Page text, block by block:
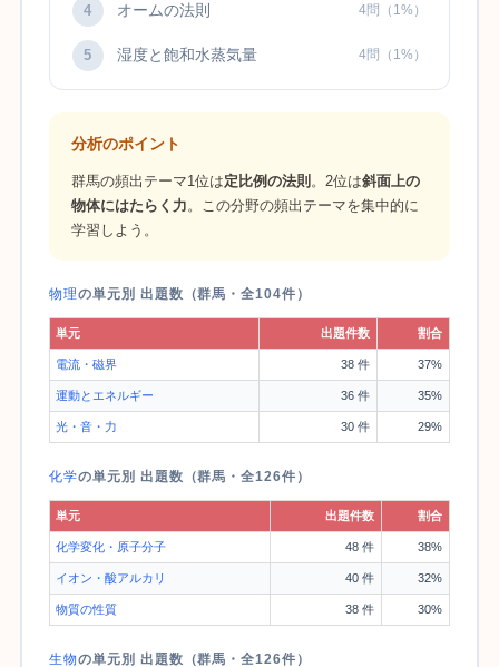
4 オームの法則 4問（1%）
5 湿度と飽和水蒸気量 4問（1%）
分析のポイント
群馬の頻出テーマ1位は定比例の法則 。2位は斜面上の
物体にはたらく力 。この分野の頻出テーマを集中的に
学習しよう。
物理の単元別 出題数（群馬・全104件）
単元 出題件数 割合
電流・磁界 38 件 37%
運動とエネルギー 36 件 35%
光・音・力 30 件 29%
化学の単元別 出題数（群馬・全126件）
単元 出題件数 割合
化学変化・原子分子 48 件 38%
イオン・酸アルカリ 40 件 32%
物質の性質 38 件 30%
生物の単元別 出題数（群馬・全126件）